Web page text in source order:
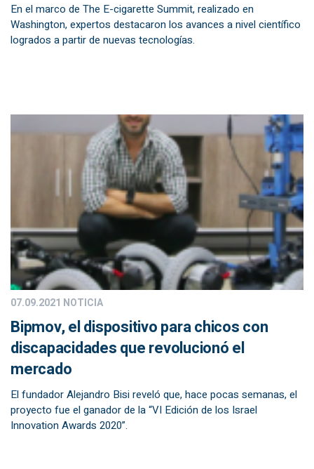
En el marco de The E-cigarette Summit, realizado en
Washington, expertos destacaron los avances a nivel científico
logrados a partir de nuevas tecnologías.
07.09.2021 NOTICIA
Bipmov, el dispositivo para chicos con
discapacidades que revolucionó el
mercado
El fundador Alejandro Bisi reveló que, hace pocas semanas, el
proyecto fue el ganador de la “VI Edición de los Israel
Innovation Awards 2020”.